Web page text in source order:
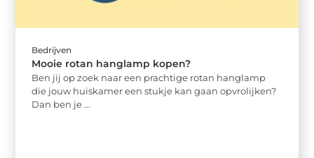
Bedrijven
Mooie rotan hanglamp kopen?
Ben jij op zoek naar een prachtige rotan hanglamp
die jouw huiskamer een stukje kan gaan opvrolijken?
Dan ben je ...